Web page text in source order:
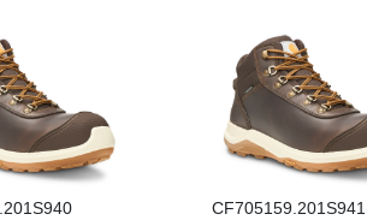
CF705159.201S941